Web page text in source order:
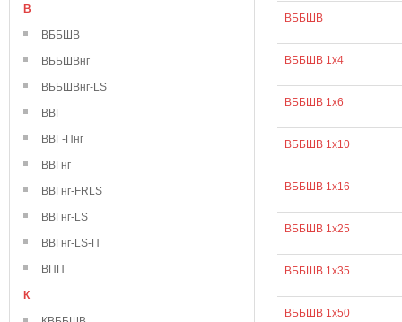
В
ВББШВ
ВББШВнг
ВББШВнг-LS
ВВГ
ВВГ-Пнг
ВВГнг
ВВГнг-FRLS
ВВГнг-LS
ВВГнг-LS-П
ВПП
К
ВББШВ
ВББШВ 1х4
ВББШВ 1х6
ВББШВ 1х10
ВББШВ 1х16
ВББШВ 1х25
ВББШВ 1х35
ВББШВ 1х50